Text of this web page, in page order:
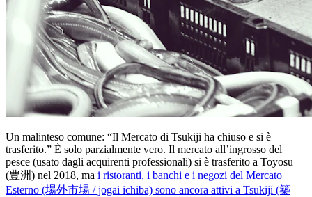
Un malinteso comune: “Il Mercato di Tsukiji ha chiuso e si è
trasferito.” È solo parzialmente vero. Il mercato all’ingrosso del
pesce (usato dagli acquirenti professionali) si è trasferito a Toyosu
(豊洲) nel 2018, ma i ristoranti, i banchi e i negozi del Mercato
Esterno (場外市場 / jogai ichiba) sono ancora attivi a Tsukiji (築